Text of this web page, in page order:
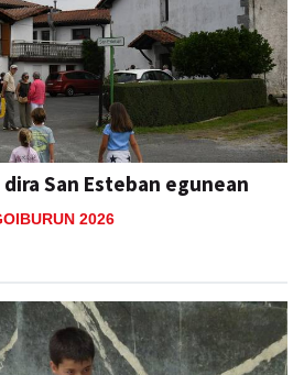
San Esteban egunean
2026